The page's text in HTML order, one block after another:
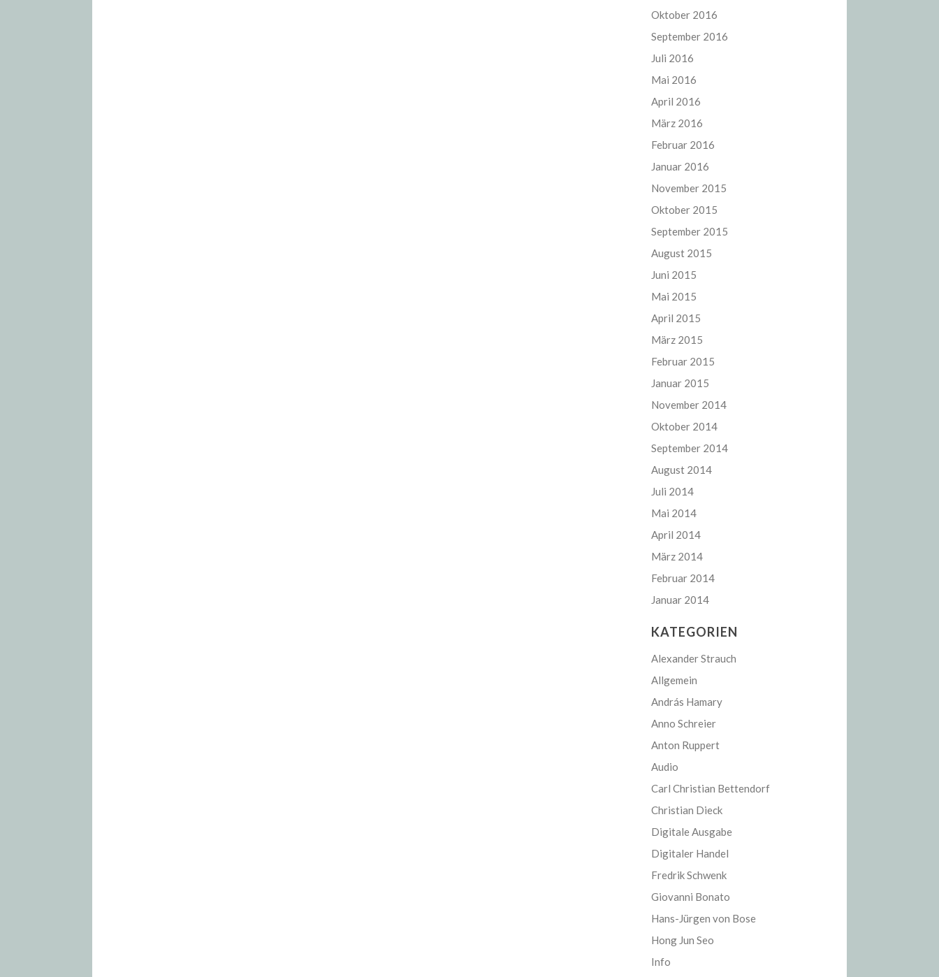
Oktober 2016
September 2016
Juli 2016
Mai 2016
April 2016
März 2016
Februar 2016
Januar 2016
November 2015
Oktober 2015
September 2015
August 2015
Juni 2015
Mai 2015
April 2015
März 2015
Februar 2015
Januar 2015
November 2014
Oktober 2014
September 2014
August 2014
Juli 2014
Mai 2014
April 2014
März 2014
Februar 2014
Januar 2014
KATEGORIEN
Alexander Strauch
Allgemein
András Hamary
Anno Schreier
Anton Ruppert
Audio
Carl Christian Bettendorf
Christian Dieck
Digitale Ausgabe
Digitaler Handel
Fredrik Schwenk
Giovanni Bonato
Hans-Jürgen von Bose
Hong Jun Seo
Info